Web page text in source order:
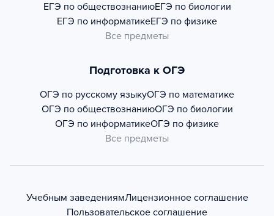
ЕГЭ по обществознаниюЕГЭ по биологии
ЕГЭ по информатикеЕГЭ по физике
Все предметы
Подготовка к ОГЭ
ОГЭ по русскому языкуОГЭ по математике
ОГЭ по обществознаниюОГЭ по биологии
ОГЭ по информатикеОГЭ по физике
Все предметы
Учебным заведениямЛицензионное соглашение
Пользовательское соглашение